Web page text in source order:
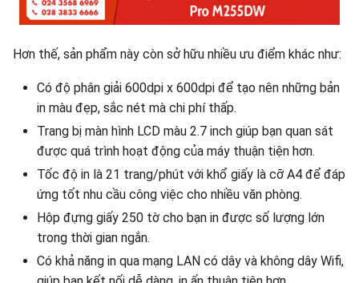
Hơn thế, sản phẩm này còn sở hữu nhiều ưu điểm khác như:
Có độ phân giải 600dpi x 600dpi để tạo nên những bản
in màu đẹp, sắc nét mà chi phí thấp.
Trang bị màn hình LCD màu 2.7 inch giúp bạn quan sát
được quá trình hoạt động của máy thuận tiện hơn.
Tốc độ in là 21 trang/phút với khổ giấy là cỡ A4 để đáp
ứng tốt nhu cầu công việc cho nhiều văn phòng.
Hộp đựng giấy 250 tờ cho bạn in được số lượng lớn
trong thời gian ngắn.
Có khả năng in qua mạng LAN có dây và không dây Wifi,